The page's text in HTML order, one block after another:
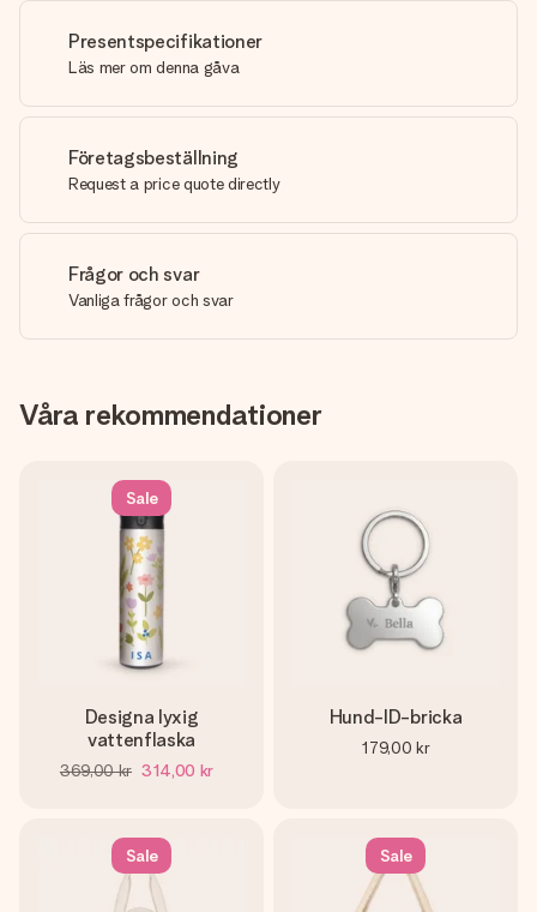
Presentspecifikationer
Läs mer om denna gåva
Företagsbeställning
Request a price quote directly
Frågor och svar
Vanliga frågor och svar
Våra rekommendationer
Sale
Designa lyxig
vattenflaska
369,00 kr 314,00 kr
Hund-ID-bricka
179,00 kr
Sale Sale